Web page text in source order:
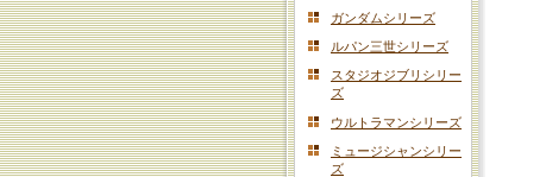
ガンダムシリーズ
ルパン三世シリーズ
スタジオジブリシリー
ズ
ウルトラマンシリーズ
ミュージシャンシリー
ズ